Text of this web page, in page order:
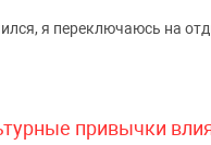
я переключаюсь на
привычки